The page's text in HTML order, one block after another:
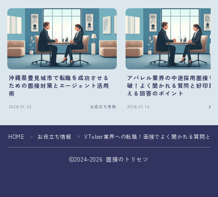
沖縄県豊見城市で転職を成功させる
ための面接対策とエージェント活用
術
2026.01.22 お役立ち情報
アパレル業界の中途採用面接を
破！よく聞かれる質問と好印象
える回答のポイント
2026.07.14 お
HOME ＞ お役立ち情報 ＞ VTuber業界への転職！面接でよく聞かれる質問と
2024–2026 面接のトリセツ